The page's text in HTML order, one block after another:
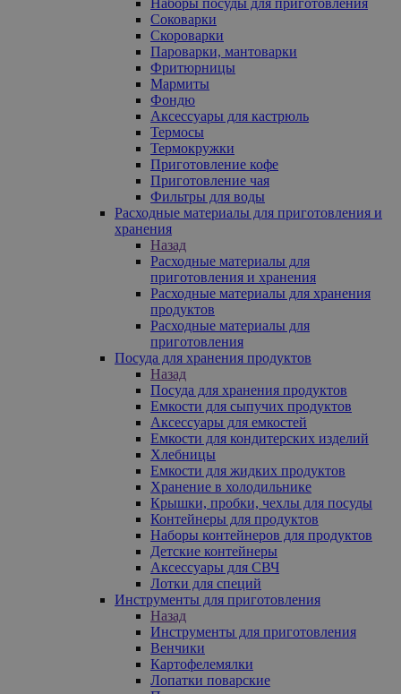
Соковарки
Скороварки
Пароварки, мантоварки
Фритюрницы
Мармиты
Фондю
Аксессуары для кастрюль
Термосы
Термокружки
Приготовление кофе
Приготовление чая
Фильтры для воды
Расходные материалы для приготовления и
хранения
Назад
Расходные материалы для
приготовления и хранения
Расходные материалы для хранения
продуктов
Расходные материалы для
приготовления
Посуда для хранения продуктов
Назад
Посуда для хранения продуктов
Емкости для сыпучих продуктов
Аксессуары для емкостей
Емкости для кондитерских изделий
Хлебницы
Емкости для жидких продуктов
Хранение в холодильнике
Крышки, пробки, чехлы для посуды
Контейнеры для продуктов
Наборы контейнеров для продуктов
Детские контейнеры
Аксессуары для СВЧ
Лотки для специй
Инструменты для приготовления
Назад
Инструменты для приготовления
Венчики
Картофелемялки
Лопатки поварские